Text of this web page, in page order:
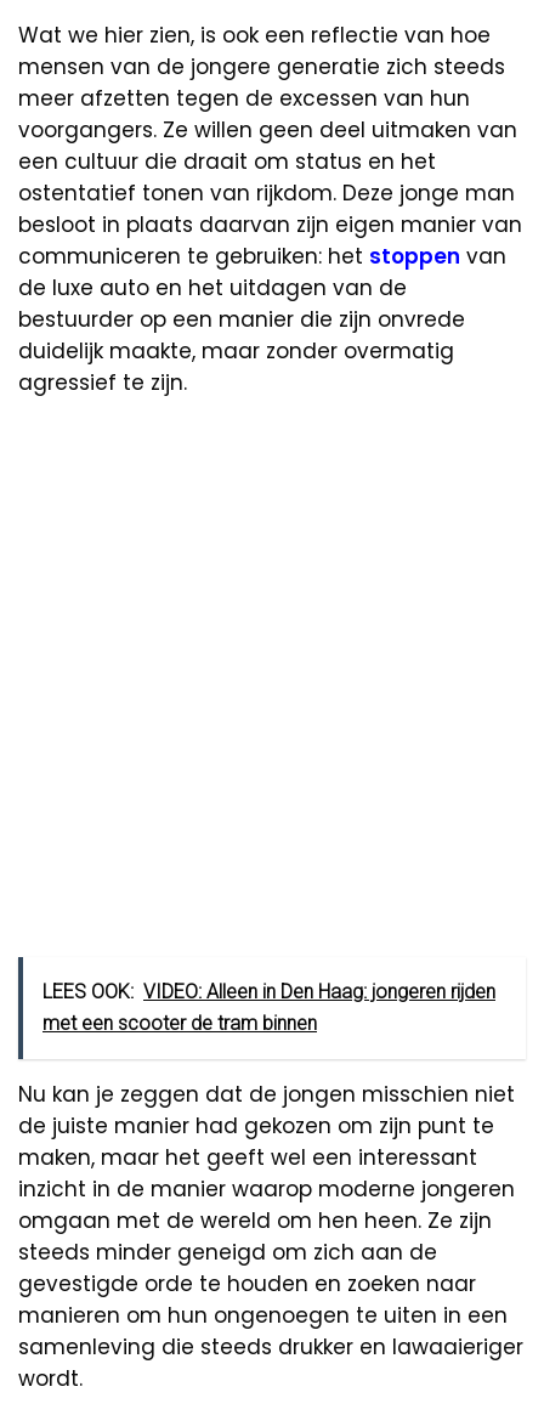
Wat we hier zien, is ook een reflectie van hoe
mensen van de jongere generatie zich steeds
meer afzetten tegen de excessen van hun
voorgangers. Ze willen geen deel uitmaken van
een cultuur die draait om status en het
ostentatief tonen van rijkdom. Deze jonge man
besloot in plaats daarvan zijn eigen manier van
communiceren te gebruiken: het stoppen van
de luxe auto en het uitdagen van de
bestuurder op een manier die zijn onvrede
duidelijk maakte, maar zonder overmatig
agressief te zijn.
LEES OOK: VIDEO: Alleen in Den Haag: jongeren rijden
met een scooter de tram binnen
Nu kan je zeggen dat de jongen misschien niet
de juiste manier had gekozen om zijn punt te
maken, maar het geeft wel een interessant
inzicht in de manier waarop moderne jongeren
omgaan met de wereld om hen heen. Ze zijn
steeds minder geneigd om zich aan de
gevestigde orde te houden en zoeken naar
manieren om hun ongenoegen te uiten in een
samenleving die steeds drukker en lawaaieriger
wordt.